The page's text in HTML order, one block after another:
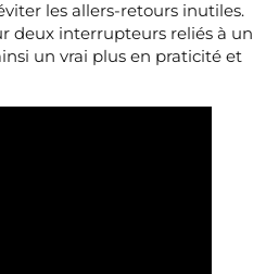
les allers-retours inutiles.
deux interrupteurs reliés à un
un vrai plus en praticité et